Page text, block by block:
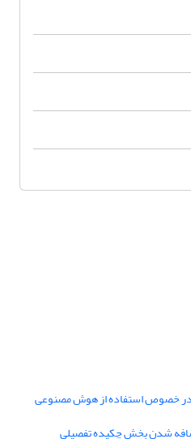
خصوص استفاده از هوش مصنوعی
شدن بخش چکیده تفصیلی